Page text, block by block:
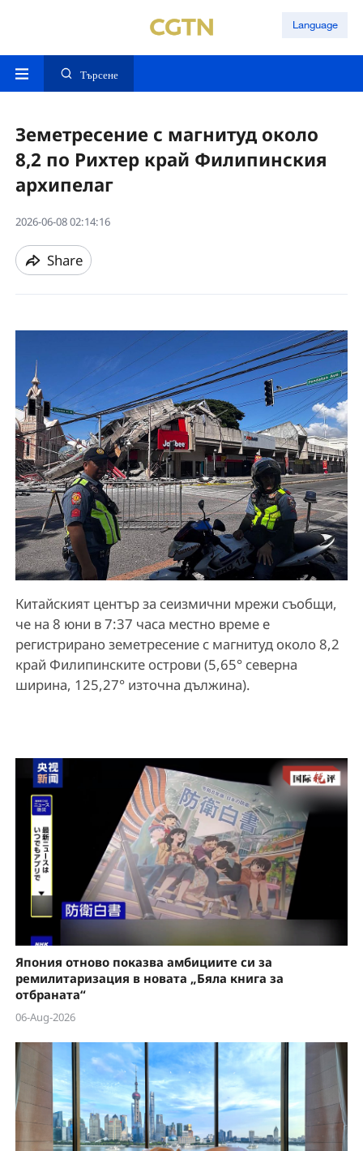
Language
Търсене
Земетресение с магнитуд около
8,2 по Рихтер край Филипинския
архипелаг
2026-06-08 02:14:16
Share
Китайският център за сеизмични мрежи съобщи,
че на 8 юни в 7:37 часа местно време е
регистрирано земетресение с магнитуд около 8,2
край Филипинските острови (5,65° северна
ширина, 125,27° източна дължина).
Япония отново показва амбициите си за
ремилитаризация в новата „Бяла книга за
отбраната“
06-Aug-2026